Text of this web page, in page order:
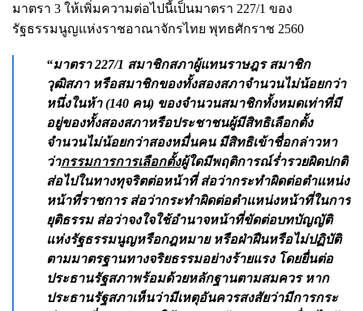
มาตรา 3 ให้เพิ่มความต่อไปนี้เป็นมาตรา 227/1 ของ
รัฐธรรมนูญแห่งราชอาณาจักรไทย พุทธศักราช 2560
“มาตรา 227/1 สมาชิกสภาผู้แทนราษฎร สมาชิก
วุฒิสภา หรือสมาชิกของทั้งสองสภาจำนวนไม่น้อยกว่า
หนึ่งในห้า (140 คน) ของจำนวนสมาชิกทั้งหมดเท่าที่มี
อยู่ของทั้งสองสภาหรือประชาชนผู้มีสิทธิเลือกตั้ง
จำนวนไม่น้อยกว่าสองหมื่นคน มีสิทธิเข้าชื่อกล่าวหา
ว่ากรรมการการเลือกตั้งผู้ใดมีพฤติการณ์ร่ำรวยผิดปกติ
ส่อไปในทางทุจริตต่อหน้าที่ ส่อว่ากระทำผิดต่อตำแหน่ง
หน้าที่ราชการ ส่อว่ากระทำผิดต่อตำแหน่งหน้าที่ในการ
ยุติธรรม ส่อว่าจงใจใช้อำนาจหน้าที่ขัดต่อบทบัญญัติ
แห่งรัฐธรรมนูญหรือกฎหมาย หรือฝ่าฝืนหรือไม่ปฏิบัติ
ตามมาตรฐานทางจริยธรรมอย่างร้ายแรง โดยยื่นต่อ
ประธานรัฐสภาพร้อมด้วยหลักฐานตามสมควร หาก
ประธานรัฐสภาเห็นว่ามีเหตุอันควรสงสัยว่ามีการกระ